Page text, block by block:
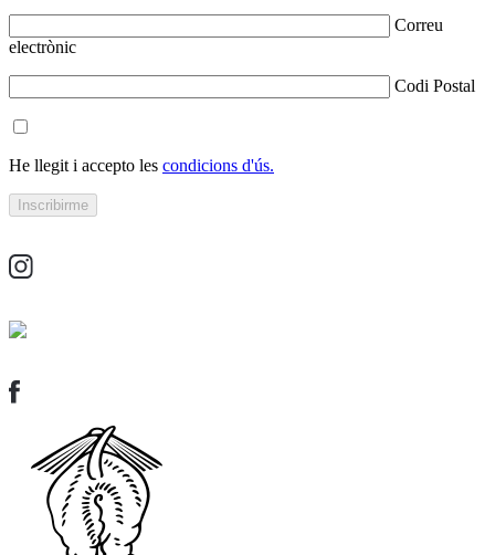
Correu
electrònic
Codi Postal
He llegit i accepto les condicions d'ús.